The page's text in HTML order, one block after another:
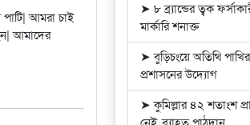
আমরা চাই
আমাদের
➤ ৮ ব্র্যান্ডের ত্বক
মার্কারি শনাক্ত
➤ বুড়িচংয়ে অতিথি
প্রশাসনের উদ্যোগ
➤ কুমিল্লার ৪২ শতাংশ